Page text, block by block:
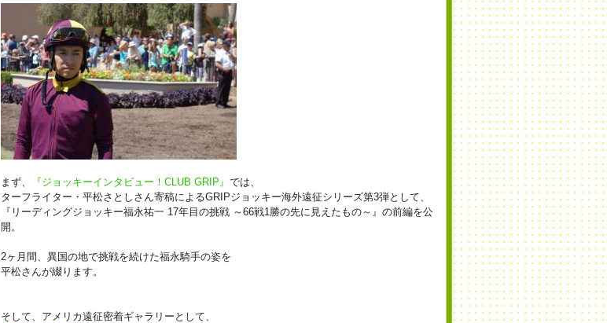
まず、 『ジョッキーインタビュー！CLUB GRIP』 では、
ターフライター・平松さとしさん寄稿によるGRIPジョッキー海外遠征シリーズ第3弾として、
『リーディングジョッキー福永祐一 17年目の挑戦 ～66戦1勝の先に見えたもの～』の前編を公
開。
2ヶ月間、異国の地で挑戦を続けた福永騎手の姿を
平松さんが綴ります。
そして、アメリカ遠征密着ギャラリーとして、